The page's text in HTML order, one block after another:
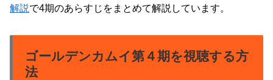
解説で4期のあらすじをまとめて解説しています。
ゴールデンカムイ第４期を視聴する方
法